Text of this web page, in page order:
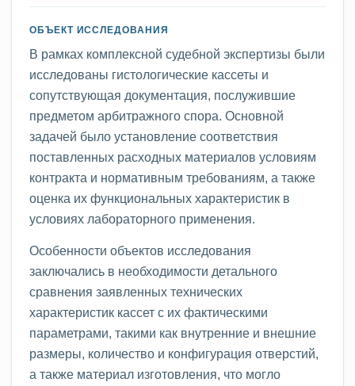
ОБЪЕКТ ИССЛЕДОВАНИЯ
В рамках комплексной судебной экспертизы были
исследованы гистологические кассеты и
сопутствующая документация, послужившие
предметом арбитражного спора. Основной
задачей было установление соответствия
поставленных расходных материалов условиям
контракта и нормативным требованиям, а также
оценка их функциональных характеристик в
условиях лабораторного применения.
Особенности объектов исследования
заключались в необходимости детального
сравнения заявленных технических
характеристик кассет с их фактическими
параметрами, такими как внутренние и внешние
размеры, количество и конфигурация отверстий,
а также материал изготовления, что могло